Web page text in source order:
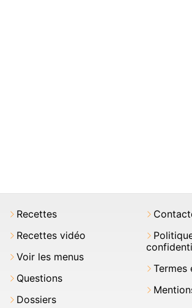
Recettes
Recettes vidéo
Voir les menus
Questions
Dossiers
Termes